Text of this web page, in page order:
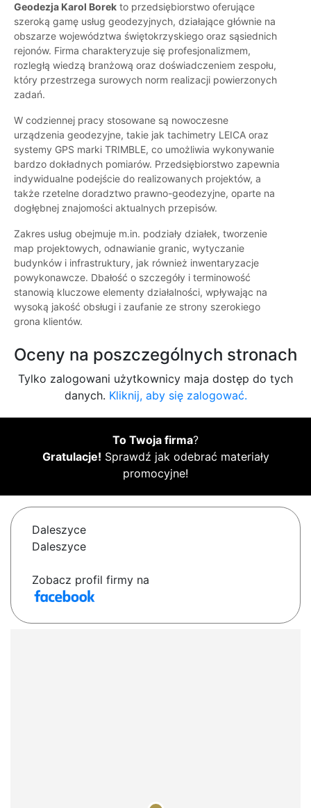
Geodezja Karol Borek to przedsiębiorstwo oferujące
szeroką gamę usług geodezyjnych, działające głównie na
obszarze województwa świętokrzyskiego oraz sąsiednich
rejonów. Firma charakteryzuje się profesjonalizmem,
rozległą wiedzą branżową oraz doświadczeniem zespołu,
który przestrzega surowych norm realizacji powierzonych
zadań.
W codziennej pracy stosowane są nowoczesne
urządzenia geodezyjne, takie jak tachimetry LEICA oraz
systemy GPS marki TRIMBLE, co umożliwia wykonywanie
bardzo dokładnych pomiarów. Przedsiębiorstwo zapewnia
indywidualne podejście do realizowanych projektów, a
także rzetelne doradztwo prawno-geodezyjne, oparte na
dogłębnej znajomości aktualnych przepisów.
Zakres usług obejmuje m.in. podziały działek, tworzenie
map projektowych, odnawianie granic, wytyczanie
budynków i infrastruktury, jak również inwentaryzacje
powykonawcze. Dbałość o szczegóły i terminowość
stanowią kluczowe elementy działalności, wpływając na
wysoką jakość obsługi i zaufanie ze strony szerokiego
grona klientów.
Oceny na poszczególnych stronach
Tylko zalogowani użytkownicy maja dostęp do tych
danych. Kliknij, aby się zalogować.
To Twoja firma?
Gratulacje! Sprawdź jak odebrać materiały
promocyjne!
Daleszyce
Daleszyce
Zobacz profil firmy na